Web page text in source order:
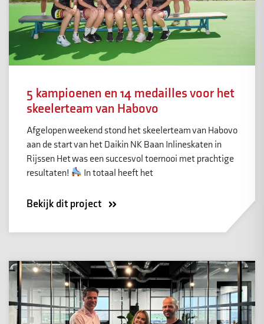
5 kampioenen en 14 medailles voor het
skeelerteam van Habovo
Afgelopen weekend stond het skeelerteam van Habovo
aan de start van het Daikin NK Baan Inlineskaten in
Rijssen Het was een succesvol toernooi met prachtige
resultaten!
In totaal heeft het
Bekijk dit project